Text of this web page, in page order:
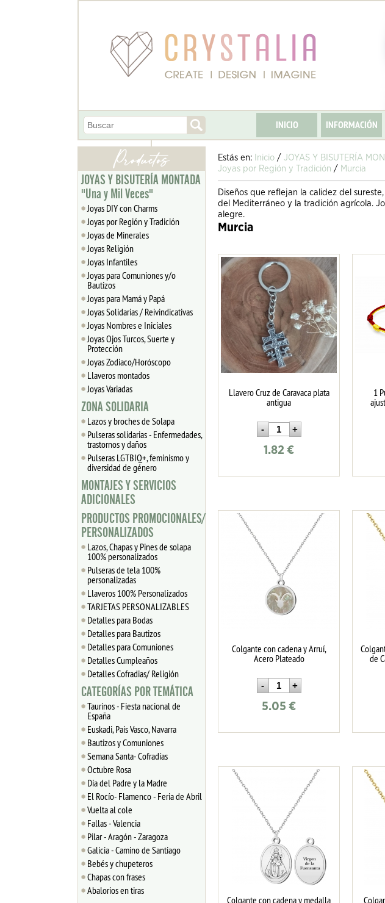
INICIO INFORMACIÓN
JOYAS Y BISUTERÍA MONTADA
"Una y Mil Veces"
Joyas DIY con Charms
Joyas por Región y Tradición
Joyas de Minerales
Joyas Religión
Joyas Infantiles
Joyas para Comuniones y/o
Bautizos
Joyas para Mamá y Papá
Joyas Solidarias / Reivindicativas
Joyas Nombres e Iniciales
Joyas Ojos Turcos, Suerte y
Protección
Joyas Zodiaco/Horóscopo
Llaveros montados
Joyas Variadas
ZONA SOLIDARIA
Lazos y broches de Solapa
Pulseras solidarias - Enfermedades,
trastornos y daños
Pulseras LGTBIQ+, feminismo y
diversidad de género
MONTAJES Y SERVICIOS
ADICIONALES
PRODUCTOS PROMOCIONALES/
PERSONALIZADOS
Lazos, Chapas y Pines de solapa
100% personalizados
Pulseras de tela 100%
personalizadas
Llaveros 100% Personalizados
TARJETAS PERSONALIZABLES
Detalles para Bodas
Detalles para Bautizos
Detalles para Comuniones
Detalles Cumpleaños
Detalles Cofradias/ Religión
CATEGORÍAS POR TEMÁTICA
Taurinos - Fiesta nacional de
España
Euskadi, Pais Vasco, Navarra
Bautizos y Comuniones
Semana Santa- Cofradías
Octubre Rosa
Día del Padre y la Madre
El Rocío- Flamenco - Feria de Abril
Vuelta al cole
Fallas - Valencia
Pilar - Aragón - Zaragoza
Galicia - Camino de Santiago
Bebés y chupeteros
Chapas con frases
Abalorios en tiras
Estás en: Inicio / JOYAS Y BISUTERÍA
Joyas por Región y Tradición / Murcia
Diseños que reflejan la calidez del
del Mediterráneo y la tradición agrícola.
alegre.
Murcia
Llavero Cruz de Caravaca plata
antigua
1.82 €
1
Colgante con cadena y Arruí,
Acero Plateado
5.05 €
de
Colgante con cadena y medalla